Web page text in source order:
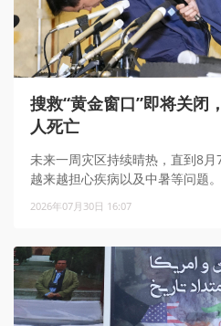
搜救“黄金窗口”即将关闭
人死亡
未来一周灾区持续晴热，直到8
越来越担心疾病以及中暑等问题。
2026年07月30日 16:07